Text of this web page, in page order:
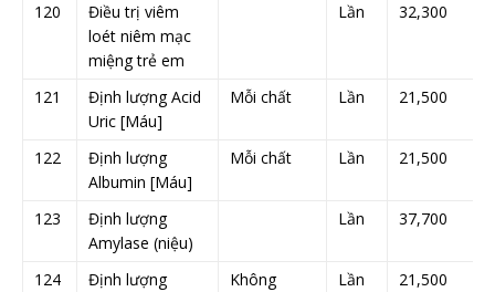
120
Điều trị viêm
loét niêm mạc
miệng trẻ em
Lần 32,300
121
Định lượng Acid
Uric [Máu]
Mỗi chất Lần 21,500
122
Định lượng
Albumin [Máu]
Mỗi chất Lần 21,500
123
Định lượng
Amylase (niệu)
Lần 37,700
124
Định lượng
Không
Lần 21,500